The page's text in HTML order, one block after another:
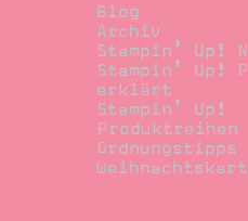
Blog
Archiv
Stampin’ Up!
Stampin’ Up!
erklärt
Stampin’ Up!
Produktreihen
Ordnungstipps